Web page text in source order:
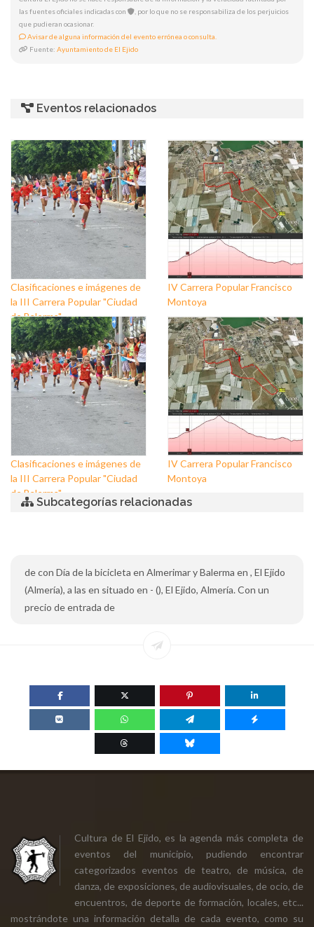
las fuentes oficiales indicadas con
, por lo que no se responsabiliza de los perjuicios
que pudieran ocasionar.
Avisar de alguna información del evento errónea o consulta.
Fuente: Ayuntamiento de El Ejido
Eventos relacionados
Clasificaciones e imágenes de
la III Carrera Popular "Ciudad
de Balerma"
IV Carrera Popular Francisco
Montoya
Clasificaciones e imágenes de
la III Carrera Popular "Ciudad
de Balerma"
IV Carrera Popular Francisco
Montoya
Subcategorías relacionadas
de con Día de la bicicleta en Almerimar y Balerma en , El Ejido
(Almería), a las en situado en - (), El Ejido, Almería. Con un
precio de entrada de
Cultura de El Ejido, es la agenda más completa de
eventos del municipio, pudiendo encontrar
categorizados eventos de teatro, de música, de
danza, de exposiciones, de audiovisuales, de ocio, de
encuentros, de deporte de formación, locales, etc...
mostrándote una información detalla de cada evento, como su